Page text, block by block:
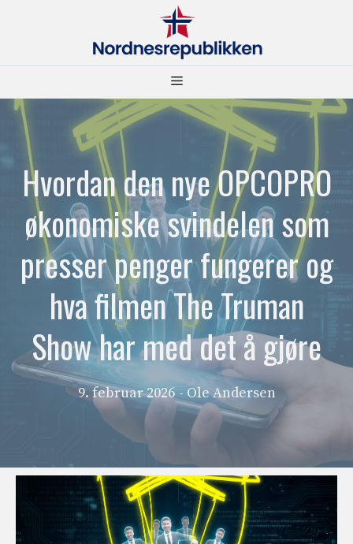
Meny
Hvordan den nye OPCOPRO
økonomiske svindelen som
presser penger fungerer og
hva filmen The Truman
Show har med det å gjøre
9. februar 2026 - Ole Andersen